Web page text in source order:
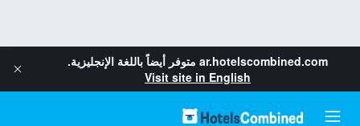
ar.hotelscombined.com متوفر أيضاً باللغة الإنجليزية.
Visit site in English